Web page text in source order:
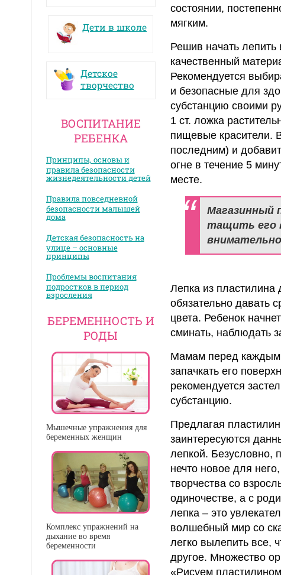
Дети в школе
Детское
творчество
ВОСПИТАНИЕ
РЕБЕНКА
Принципы, основы и
правила безопасности
жизнедеятельности детей
Правила повседневной
безопасности малышей
дома
Детская безопасность на
улице – основные
принципы
Проблемы воспитания
подростков в период
взросления
БЕРЕМЕННОСТЬ И
РОДЫ
Мышечные упражнения для
беременных женщин
Комплекс упражнений на
дыхание во время
беременности
состоянии,
мягким.
Решив начать
качественный
Рекомендуется
и безопасные для
субстанцию своими
1 ст. ложка
пищевые красители.
последним) и
огне в течение 5
месте.
Магазинный
тащить его
Лепка из
обязательно давать
цвета. Ребенок
сминать, наблюдать
Мамам перед каждым
запачкать его
рекомендуется
субстанцию.
Предлагая
заинтересуются
лепкой. Безусловно,
нечто новое для
творчества со
одиночестве, а с
лепка – это
волшебный мир со
легко вылепить все,
другое. Множество
«Рисуем